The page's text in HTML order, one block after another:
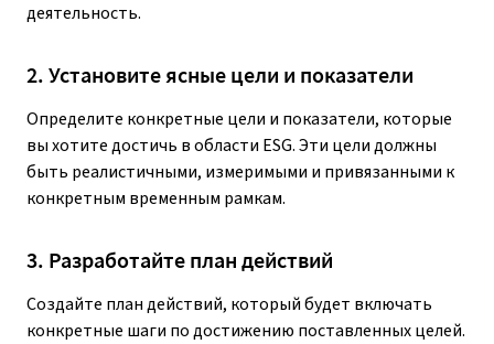
деятельность.
2. Установите ясные цели и показатели
Определите конкретные цели и показатели, которые
вы хотите достичь в области ESG. Эти цели должны
быть реалистичными, измеримыми и привязанными к
конкретным временным рамкам.
3. Разработайте план действий
Создайте план действий, который будет включать
конкретные шаги по достижению поставленных целей.